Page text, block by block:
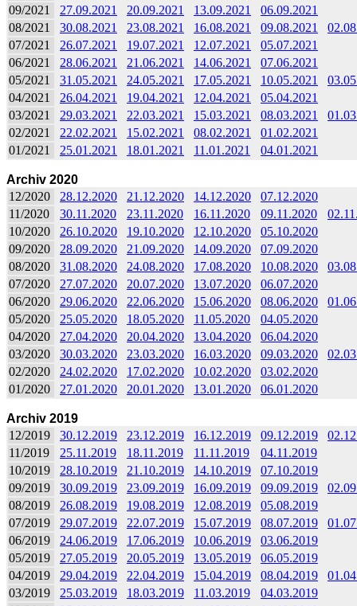
09/2021
27.09.2021 20.09.2021 13.09.2021
06.09.2021
08/2021
30.08.2021 23.08.2021 16.08.2021 09.08.2021
07/2021
26.07.2021 19.07.2021 12.07.2021
05.07.2021
06/2021
28.06.2021 21.06.2021 14.06.2021
07.06.2021
05/2021
31.05.2021 24.05.2021 17.05.2021 10.05.2021
04/2021
26.04.2021 19.04.2021 12.04.2021
05.04.2021
03/2021
29.03.2021 22.03.2021 15.03.2021 08.03.2021
02/2021
22.02.2021 15.02.2021 08.02.2021
01.02.2021
01/2021
25.01.2021 18.01.2021 11.01.2021 04.01.2021
Archiv 2020
12/2020
28.12.2020 21.12.2020 14.12.2020
07.12.2020
11/2020
30.11.2020 23.11.2020 16.11.2020 09.11.2020
10/2020
26.10.2020 19.10.2020 12.10.2020
05.10.2020
09/2020
28.09.2020 21.09.2020 14.09.2020
07.09.2020
08/2020
31.08.2020 24.08.2020 17.08.2020 10.08.2020
07/2020
27.07.2020 20.07.2020 13.07.2020
06.07.2020
06/2020
29.06.2020 22.06.2020 15.06.2020 08.06.2020
05/2020
25.05.2020 18.05.2020 11.05.2020
04.05.2020
04/2020
27.04.2020 20.04.2020 13.04.2020
06.04.2020
03/2020
30.03.2020 23.03.2020 16.03.2020 09.03.2020
02/2020
24.02.2020 17.02.2020 10.02.2020
03.02.2020
01/2020
27.01.2020 20.01.2020 13.01.2020 06.01.2020
Archiv 2019
12/2019
30.12.2019 23.12.2019 16.12.2019 09.12.2019
11/2019
25.11.2019 18.11.2019 11.11.2019
04.11.2019
10/2019
28.10.2019 21.10.2019 14.10.2019
07.10.2019
09/2019
30.09.2019 23.09.2019 16.09.2019 09.09.2019
08/2019
26.08.2019 19.08.2019 12.08.2019
05.08.2019
07/2019
29.07.2019 22.07.2019 15.07.2019 08.07.2019
06/2019
24.06.2019 17.06.2019 10.06.2019
03.06.2019
05/2019
27.05.2019 20.05.2019 13.05.2019
06.05.2019
04/2019
29.04.2019 22.04.2019 15.04.2019 08.04.2019
03/2019
25.03.2019 18.03.2019 11.03.2019
04.03.2019